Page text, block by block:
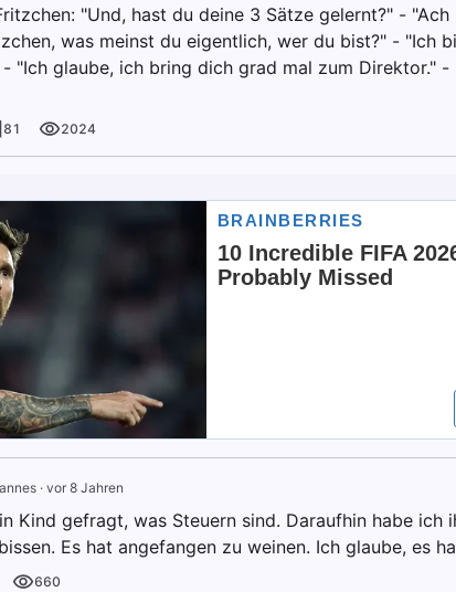
"Und, hast du deine 3 Sätze gelernt?" -
was meinst du eigentlich, wer du bist?" - "Ich
"Ich glaube, ich bring dich grad mal zum Direktor." -
81 2024
· vor 8 Jahren
Kind gefragt, was Steuern sind. Daraufhin habe ich
Es hat angefangen zu weinen. Ich glaube, es
660